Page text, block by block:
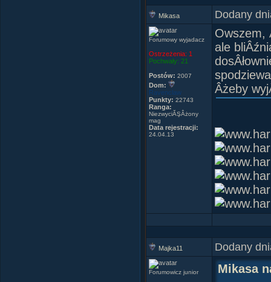
Mikasa Dodany
Forumowy wyjadacz
Ostrzeżenia: 1
Pochwały: 21
Postów: 2007
Dom:
Ravenclaw
Punkty: 22743
Ranga:
NiezwyciĂŞÂżony
mag
Data rejestracji:
24.04.13
Owszem,
ale
Âżeby
Majka11 Dodany
Forumowicz junior Mikasa